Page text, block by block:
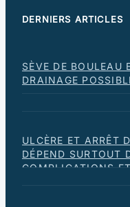
DERNIERS ARTICLES
SÈVE DE BOULEAU
DRAINAGE
ULCÈRE ET ARRÊT
DÉPEND SURTOUT
COMPLICATIONS